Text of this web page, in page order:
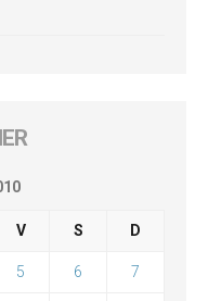
V S D
5 6 7